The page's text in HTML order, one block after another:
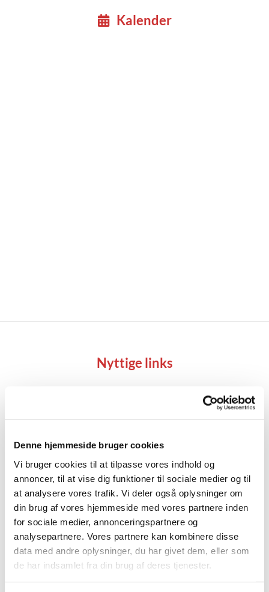
Denne hjemmeside bruger cookies
Vi bruger cookies til at tilpasse vores indhold og
annoncer, til at vise dig funktioner til sociale medier og til
at analysere vores trafik. Vi deler også oplysninger om
din brug af vores hjemmeside med vores partnere inden
for sociale medier, annonceringspartnere og
analysepartnere. Vores partnere kan kombinere disse
data med andre oplysninger, du har givet dem, eller som
de har indsamlet fra din brug af deres tjenester.
Kalender
Nyttige links
Sjælesorg på nettet
Online chat med en præst/sjælesørger